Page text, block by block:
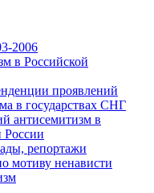
2006
в Российской
проявлений
в государствах СНГ
антисемитизм в
России
репортажи
мотиву ненависти